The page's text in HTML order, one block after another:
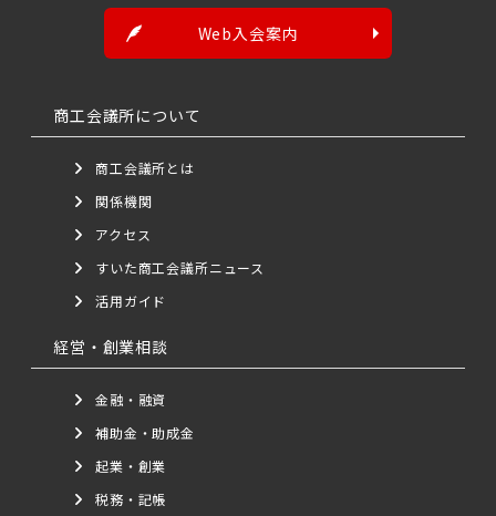
Web入会案内
商工会議所について
商工会議所とは
関係機関
アクセス
すいた商工会議所ニュース
活用ガイド
経営・創業相談
金融・融資
補助金・助成金
起業・創業
税務・記帳